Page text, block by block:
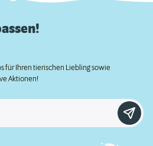
für Ihren tierischen Liebling sowie
Aktionen!